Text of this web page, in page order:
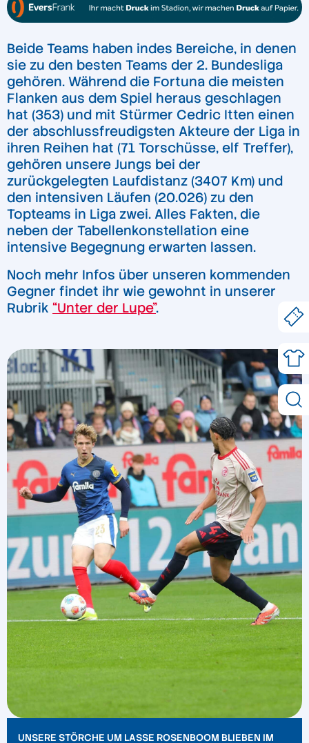
Beide Teams haben indes Bereiche, in denen
sie zu den besten Teams der 2. Bundesliga
gehören. Während die Fortuna die meisten
Flanken aus dem Spiel heraus geschlagen
hat (353) und mit Stürmer Cedric Itten einen
der abschlussfreudigsten Akteure der Liga in
ihren Reihen hat (71 Torschüsse, elf Treffer),
gehören unsere Jungs bei der
zurückgelegten Laufdistanz (3407 Km) und
den intensiven Läufen (20.026) zu den
Topteams in Liga zwei. Alles Fakten, die
neben der Tabellenkonstellation eine
intensive Begegnung erwarten lassen.
Noch mehr Infos über unseren kommenden
Gegner findet ihr wie gewohnt in unserer
Rubrik “Unter der Lupe”.
UNSERE STÖRCHE UM LASSE ROSENBOOM BLIEBEN IM